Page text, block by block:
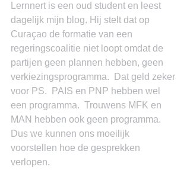
Lernnert is een oud student en leest
dagelijk mijn blog. Hij stelt dat op
Curaçao de formatie van een
regeringscoalitie niet loopt omdat de
partijen geen plannen hebben, geen
verkiezingsprogramma.  Dat geld zeker
voor PS.  PAIS en PNP hebben wel
een programma.  Trouwens MFK en
MAN hebben ook geen programma.
Dus we kunnen ons moeilijk
voorstellen hoe de gesprekken
verlopen.